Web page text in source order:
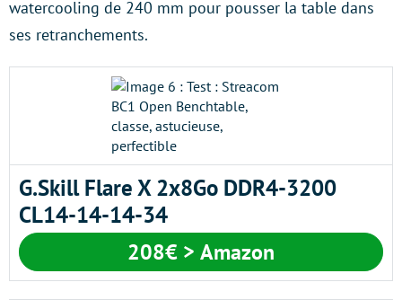
watercooling de 240 mm pour pousser la table dans
ses retranchements.
G.Skill Flare X 2x8Go DDR4-3200
CL14-14-14-34
208€ > Amazon